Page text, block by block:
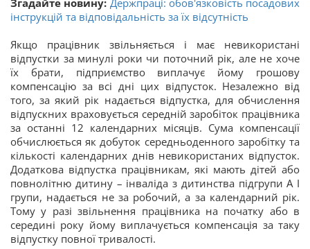
Згадайте новину: Держпраці: обов'язковість посадових
інструкцій та відповідальність за їх відсутність
Якщо працівник звільняється і має невикористані
відпустки за минулі роки чи поточний рік, але не хоче
їх брати, підприємство виплачує йому грошову
компенсацію за всі дні цих відпусток. Незалежно від
того, за який рік надається відпустка, для обчислення
відпускних враховується середній заробіток працівника
за останні 12 календарних місяців. Сума компенсації
обчислюється як добуток середньоденного заробітку та
кількості календарних днів невикористаних відпусток.
Додаткова відпустка працівникам, які мають дітей або
повнолітню дитину – інваліда з дитинства підгрупи А I
групи, надається не за робочий, а за календарний рік.
Тому у разі звільнення працівника на початку або в
середині року йому виплачується компенсація за таку
відпустку повної тривалості.